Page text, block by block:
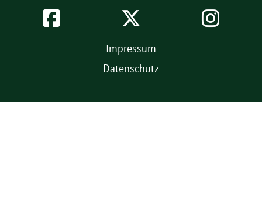
Soziale
NetzwerkeFacebook
Impressum
Datenschutz